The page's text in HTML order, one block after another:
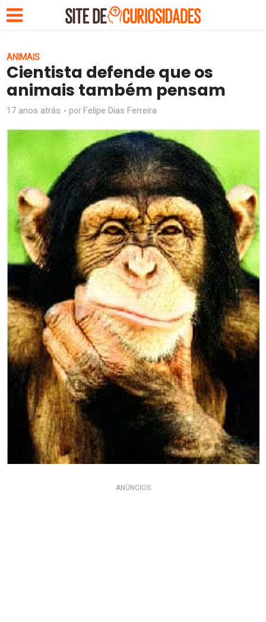
ANIMAIS
Cientista defende que os
animais também pensam
17 anos atrás por Felipe Dias Ferreira
ANÚNCIOS